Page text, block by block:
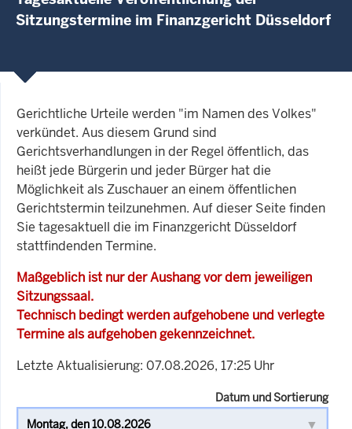
Sitzungstermine im Finanzgericht Düsseldorf
Gerichtliche Urteile werden "im Namen des Volkes"
verkündet. Aus diesem Grund sind
Gerichtsverhandlungen in der Regel öffentlich, das
heißt jede Bürgerin und jeder Bürger hat die
Möglichkeit als Zuschauer an einem öffentlichen
Gerichtstermin teilzunehmen. Auf dieser Seite finden
Sie tagesaktuell die im Finanzgericht Düsseldorf
stattfindenden Termine.
Maßgeblich ist nur der Aushang vor dem jeweiligen
Sitzungssaal.
Technisch bedingt werden aufgehobene und verlegte
Termine als aufgehoben gekennzeichnet.
Letzte Aktualisierung: 07.08.2026, 17:25 Uhr
Datum und Sortierung